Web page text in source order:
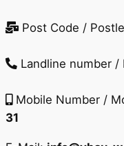
Post Code /
Landline number
Mobile Number /
31